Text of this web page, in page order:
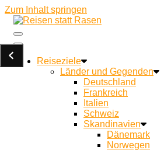
Zum Inhalt springen
Reisen statt Rasen
Reiseziele
Länder und Gegenden
Deutschland
Frankreich
Italien
Schweiz
Skandinavien
Dänemark
Norwegen